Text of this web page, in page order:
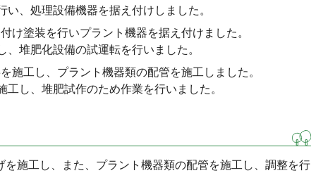
、処理設備機器を据え付けしました。
け塗装を行いプラント機器を据え付けました。
堆肥化設備の試運転を行いました。
施工し、プラント機器類の配管を施工しました。
工し、堆肥試作のため作業を行いました。
を施工し、また、プラント機器類の配管を施工し、調整を行